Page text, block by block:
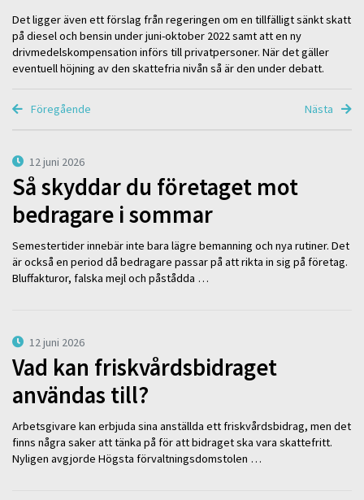
Det ligger även ett förslag från regeringen om en tillfälligt sänkt skatt
på diesel och bensin under juni-oktober 2022 samt att en ny
drivmedelskompensation införs till privatpersoner. När det gäller
eventuell höjning av den skattefria nivån så är den under debatt.
Föregående Nästa
12 juni 2026
Så skyddar du företaget mot
bedragare i sommar
Semestertider innebär inte bara lägre bemanning och nya rutiner. Det
är också en period då bedragare passar på att rikta in sig på företag.
Bluffakturor, falska mejl och påstådda …
12 juni 2026
Vad kan friskvårdsbidraget
användas till?
Arbetsgivare kan erbjuda sina anställda ett friskvårdsbidrag, men det
finns några saker att tänka på för att bidraget ska vara skattefritt.
Nyligen avgjorde Högsta förvaltningsdomstolen …